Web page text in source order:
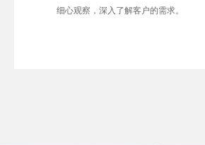
细心观察，深入了解客户的需求。